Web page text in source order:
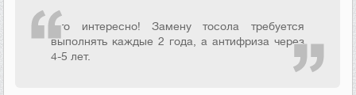
Это интересно! Замену тосола требуется
выполнять каждые 2 года, а антифриза через
4-5 лет.